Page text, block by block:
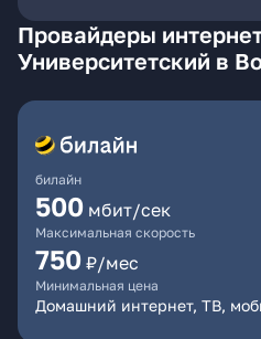
Провайдеры
Университетский в
билайн
500 мбит/сек
Максимальная скорость
750 ₽/мес
Минимальная цена
Домашний интернет, ТВ,